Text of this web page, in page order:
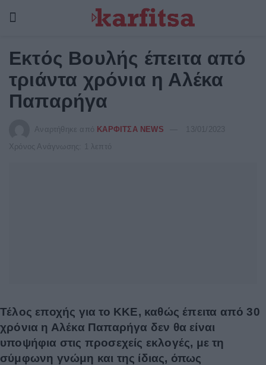
Εκτός Βουλής έπειτα από
τριάντα χρόνια η Αλέκα
Παπαρήγα
Αναρτήθηκε από ΚΑΡΦΙΤΣΑ NEWS
13/01/2023
Χρόνος Ανάγνωσης: 1 λεπτό
Τέλος εποχής για το ΚΚΕ, καθώς έπειτα από 30
χρόνια η Αλέκα Παπαρήγα δεν θα είναι
υποψήφια στις προσεχείς εκλογές, με τη
σύμφωνη γνώμη και της ίδιας, όπως